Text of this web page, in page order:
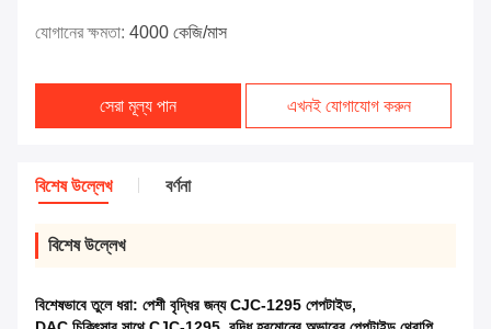
যোগানের ক্ষমতা: 4000 কেজি/মাস
সেরা মূল্য পান এখনই যোগাযোগ করুন
বিশেষ উল্লেখ বর্ণনা
বিশেষ উল্লেখ
বিশেষভাবে তুলে ধরা: পেশী বৃদ্ধির জন্য CJC-1295 পেপটাইড,